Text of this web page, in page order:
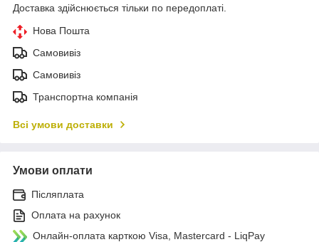
Доставка здійснюється тільки по передоплаті.
Нова Пошта
Самовивіз
Самовивіз
Транспортна компанія
Всі умови доставки
Умови оплати
Післяплата
Оплата на рахунок
Онлайн-оплата карткою Visa, Mastercard - LiqPay